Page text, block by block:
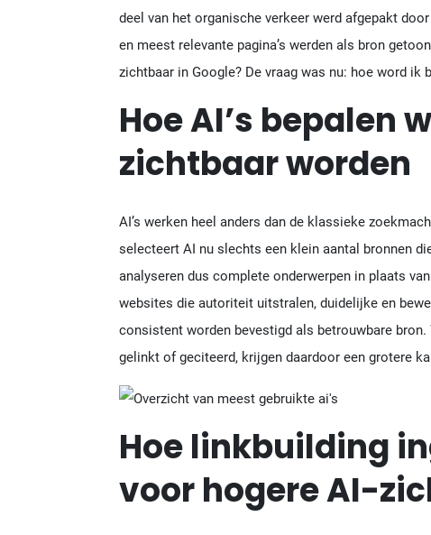
deel van het organische verkeer werd afgepakt
en meest relevante pagina’s werden als bron
zichtbaar in Google? De vraag was nu: hoe word ik
Hoe AI’s bepalen
zichtbaar worden
AI’s werken heel anders dan de klassieke
selecteert AI nu slechts een klein aantal bronnen
analyseren dus complete onderwerpen in plaats
websites die autoriteit uitstralen, duidelijke en
consistent worden bevestigd als betrouwbare
gelinkt of geciteerd, krijgen daardoor een grotere
Hoe linkbuilding
voor hogere AI-